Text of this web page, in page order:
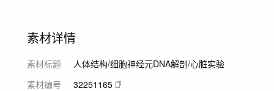
素材详情
素材标题
人体结构/细胞神经元DNA解剖/心脏实验
素材编号
32251165